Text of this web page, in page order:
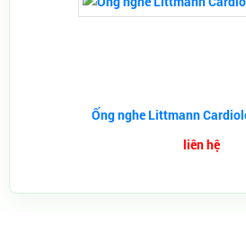
Ống nghe Littmann
liên hệ